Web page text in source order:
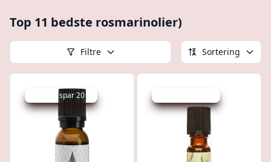
Top 11 bedste rosmarinolier)
Filtre Sortering
Udsalg - spar 20 %